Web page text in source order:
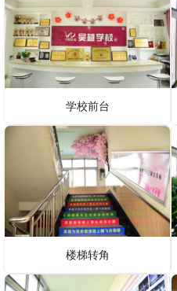
学校前台
楼梯转角